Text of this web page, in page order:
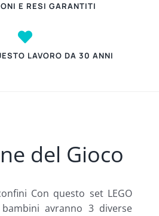
E RESI GARANTITI
LAVORO DA 30 ANNI
del Gioco
Con questo set LEGO
avranno 3 diverse